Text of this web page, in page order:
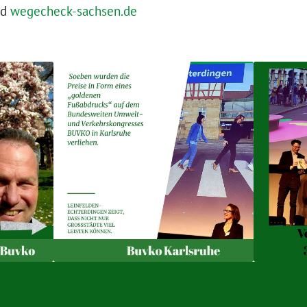
wegecheck-sachsen.de